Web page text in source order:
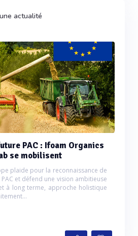
actualité
PAC : Ifoam Organics
se mobilisent
plaide pour la reconnaissance de
et défend une vision ambitieuse
à long terme, approche holistique